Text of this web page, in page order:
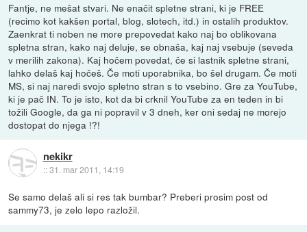
Fantje, ne mešat stvari. Ne enačit spletne strani, ki je FREE
(recimo kot kakšen portal, blog, slotech, itd.) in ostalih produktov.
Zaenkrat ti noben ne more prepovedat kako naj bo oblikovana
spletna stran, kako naj deluje, se obnaša, kaj naj vsebuje (seveda
v merilih zakona). Kaj hočem povedat, če si lastnik spletne strani,
lahko delaš kaj hočeš. Če moti uporabnika, bo šel drugam. Če moti
MS, si naj naredi svojo spletno stran s to vsebino. Gre za YouTube,
ki je pač IN. To je isto, kot da bi crknil YouTube za en teden in bi
tožili Google, da ga ni popravil v 3 dneh, ker oni sedaj ne morejo
dostopat do njega !?!
nekikr
::31. mar 2011, 14:19
Se samo delaš ali si res tak bumbar? Preberi prosim post od
sammy73, je zelo lepo razložil.